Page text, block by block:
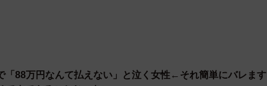
「88万円なんて払えない」と泣く女性←それ簡単にバレます